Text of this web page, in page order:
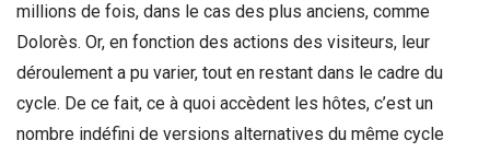
millions de fois, dans le cas des plus anciens, comme
Dolorès. Or, en fonction des actions des visiteurs, leur
déroulement a pu varier, tout en restant dans le cadre du
cycle. De ce fait, ce à quoi accèdent les hôtes, c’est un
nombre indéfini de versions alternatives du même cycle